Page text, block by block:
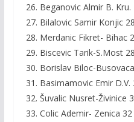
26. Beganovic Almir B. Kru.
27. Bilalovic Samir Konjic
28. Merdanic Fikret- Bihac
29. Biscevic Tarik-S.Most
30. Borislav Biloc-
31. Basimamovic Emir D.V.
32. Šuvalic Nusret-Živinice
33. Colic Ademir- Zenica 32